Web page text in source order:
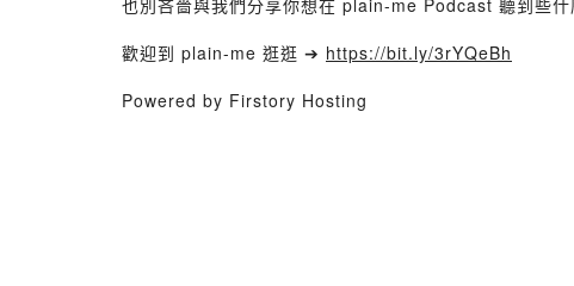
也別吝嗇與我們分享你想在 plain-me Podcast 聽到些什
歡迎到 plain-me 逛逛 ➔ https://bit.ly/3rYQeBh
Powered by Firstory Hosting